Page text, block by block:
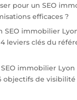
pour un SEO
efficaces ?
SEO immobilier
leviers clés du
immobilier
objectifs de